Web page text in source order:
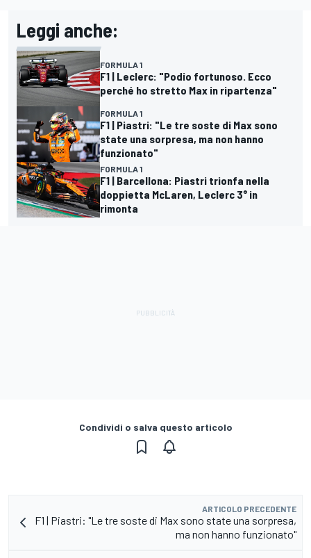
Leggi anche:
FORMULA 1
F1 | Leclerc: "Podio fortunoso. Ecco
perché ho stretto Max in ripartenza"
FORMULA 1
F1 | Piastri: "Le tre soste di Max sono
state una sorpresa, ma non hanno
funzionato"
FORMULA 1
F1 | Barcellona: Piastri trionfa nella
doppietta McLaren, Leclerc 3° in
rimonta
Condividi o salva questo articolo
ARTICOLO PRECEDENTE
F1 | Piastri: "Le tre soste di Max sono state una sorpresa,
ma non hanno funzionato"